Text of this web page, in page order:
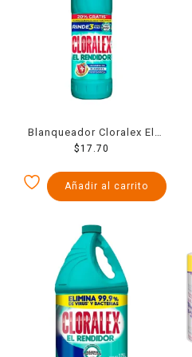
Blanqueador Cloralex El
Rendidor 1.17 l
$17.70
Añadir al carrito